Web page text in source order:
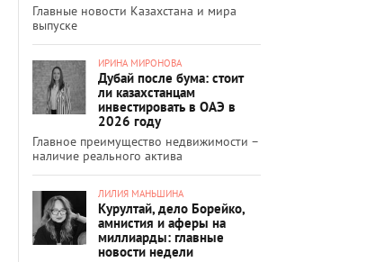
Главные новости Казахстана и мира
выпуске
ИРИНА МИРОНОВА
Дубай после бума: стоит
ли казахстанцам
инвестировать в ОАЭ в
2026 году
Главное преимущество недвижимости –
наличие реального актива
ЛИЛИЯ МАНЬШИНА
Курултай, дело Борейко,
амнистия и аферы на
миллиарды: главные
новости недели